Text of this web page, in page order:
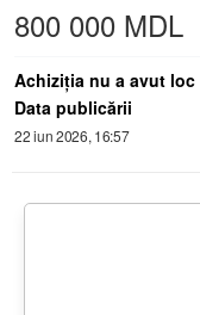
800 000 MDL
Achiziţia nu a avut loc
Data publicării
22 iun 2026, 16:57